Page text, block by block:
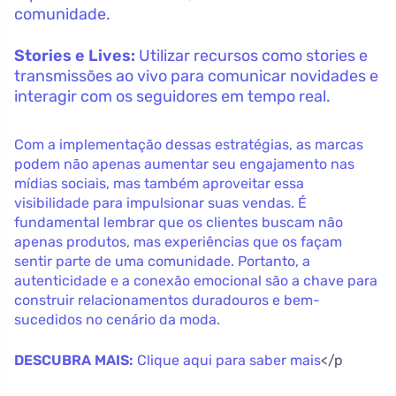
comunidade.
Stories e Lives: Utilizar recursos como stories e
transmissões ao vivo para comunicar novidades e
interagir com os seguidores em tempo real.
Com a implementação dessas estratégias, as marcas
podem não apenas aumentar seu engajamento nas
mídias sociais, mas também aproveitar essa
visibilidade para impulsionar suas vendas. É
fundamental lembrar que os clientes buscam não
apenas produtos, mas experiências que os façam
sentir parte de uma comunidade. Portanto, a
autenticidade e a conexão emocional são a chave para
construir relacionamentos duradouros e bem-
sucedidos no cenário da moda.
DESCUBRA MAIS: Clique aqui para saber mais</p